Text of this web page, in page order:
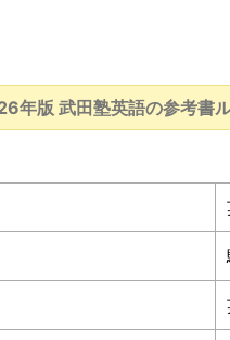
年版 武田塾英語の参考書